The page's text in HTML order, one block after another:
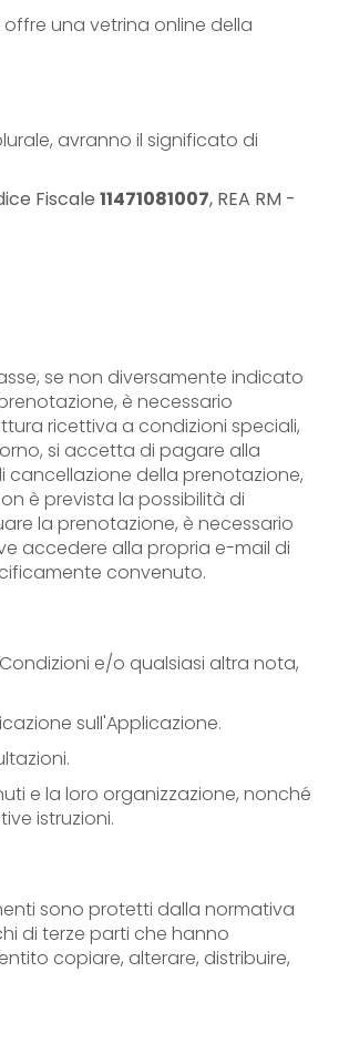
una vetrina online della
avranno il significato di
Fiscale 11471081007, REA RM -
se non diversamente indicato
è necessario
ricettiva a condizioni speciali,
si accetta di pagare alla
della prenotazione,
è prevista la possibilità di
la prenotazione, è necessario
accedere alla propria e-mail di
convenuto.
e/o qualsiasi altra nota,
sull'Applicazione.
e la loro organizzazione, nonché
istruzioni.
sono protetti dalla normativa
di terze parti che hanno
copiare, alterare, distribuire,